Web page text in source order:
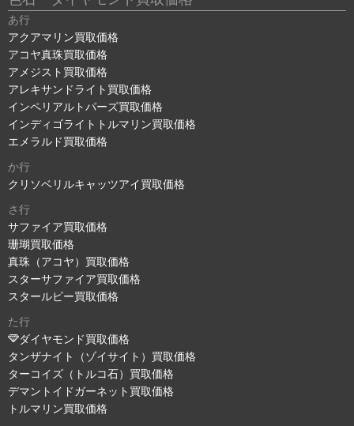
あ行
アクアマリン買取価格
アコヤ真珠買取価格
アメジスト買取価格
アレキサンドライト買取価格
インペリアルトパーズ買取価格
インディゴライトトルマリン買取価格
エメラルド買取価格
か行
クリソベリルキャッツアイ買取価格
さ行
サファイア買取価格
珊瑚買取価格
真珠（アコヤ）買取価格
スターサファイア買取価格
スタールビー買取価格
た行
ダイヤモンド買取価格
タンザナイト（ゾイサイト）買取価格
ターコイズ（トルコ石）買取価格
デマントイドガーネット買取価格
トルマリン買取価格